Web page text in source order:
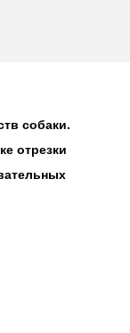
собаки.
отрезки